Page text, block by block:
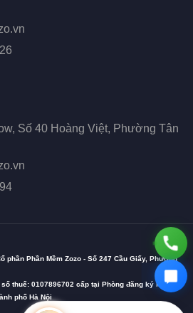
Số 40 Hoàng Việt, Phường Tân
phần Phần Mềm Zozo - Số 247 Cầu Giấy, Phường
thuế: 0107896702 cấp tại Phòng đăng ký kinh
phố Hà Nội